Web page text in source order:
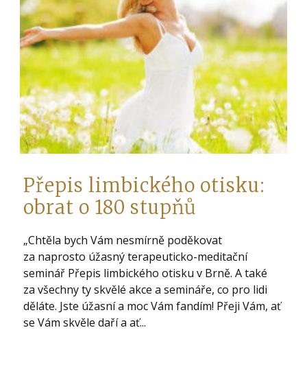
Přepis limbického otisku:
obrat o 180 stupňů
„Chtěla bych Vám nesmírně poděkovat
za naprosto úžasný terapeuticko-meditační
seminář Přepis limbického otisku v Brně. A také
za všechny ty skvělé akce a semináře, co pro lidi
děláte. Jste úžasní a moc Vám fandím! Přeji Vám, ať
se Vám skvěle daří a ať...